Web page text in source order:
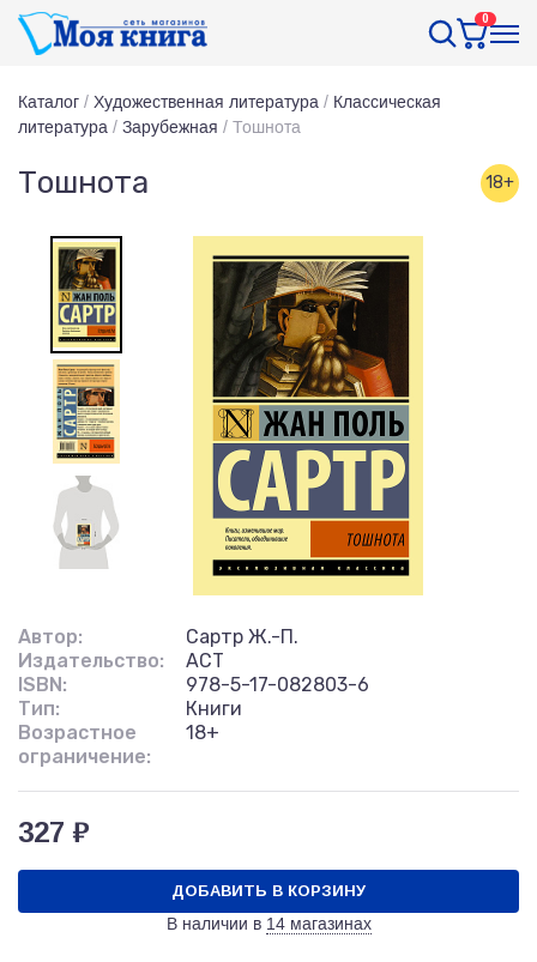
0
Каталог / Художественная литература / Классическая
литература / Зарубежная / Тошнота
Тошнота 18+
Автор:
Сартр Ж.-П.
Издательство:
АСТ
ISBN:
978-5-17-082803-6
Тип:
Книги
Возрастное
ограничение:
18+
327 ₽
ДОБАВИТЬ В КОРЗИНУ
В наличии в 14 магазинах